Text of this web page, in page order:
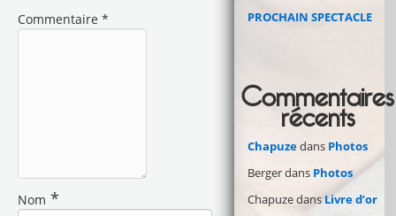
Commentaire *
Nom *
PROCHAIN SPECTACLE
Commentaires
récents
Chapuzedans Photos
Bergerdans Photos
Chapuzedans Livre d’or